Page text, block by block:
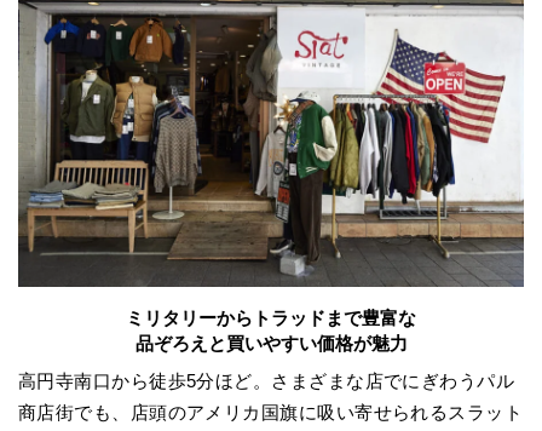
ミリタリーからトラッドまで豊富な
品ぞろえと買いやすい価格が魅力
高円寺南口から徒歩5分ほど。さまざまな店でにぎわうパル
商店街でも、店頭のアメリカ国旗に吸い寄せられるスラット